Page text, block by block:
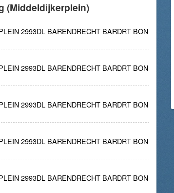
(Middeldijkerplein)
2993DL BARENDRECHT BARDRT BON
2993DL BARENDRECHT BARDRT BON
2993DL BARENDRECHT BARDRT BON
2993DL BARENDRECHT BARDRT BON
2993DL BARENDRECHT BARDRT BON